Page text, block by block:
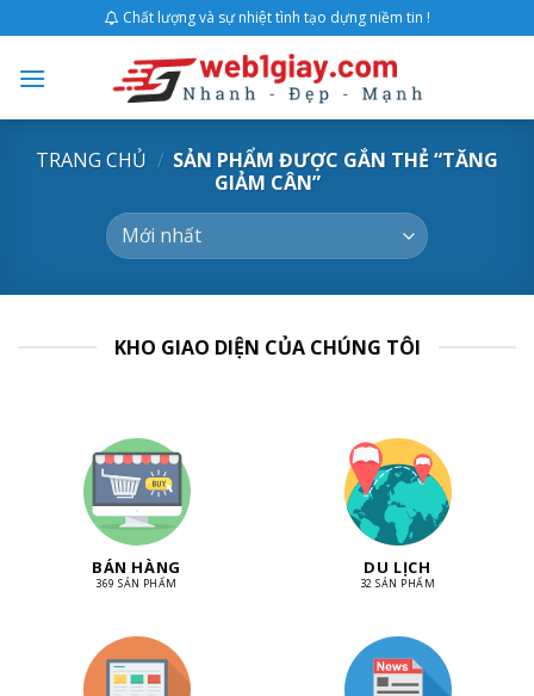
content
Chất lượng và sự nhiệt tình tạo dựng niềm tin !
TRANG CHỦ / SẢN PHẨM ĐƯỢC GẮN THẺ “TĂNG
GIẢM CÂN”
KHO GIAO DIỆN CỦA CHÚNG TÔI
BÁN HÀNG
369 SẢN PHẨM
DU LỊCH
32 SẢN PHẨM